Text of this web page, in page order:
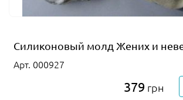
Силиконовый молд Жених и
Арт. 000927
379 грн